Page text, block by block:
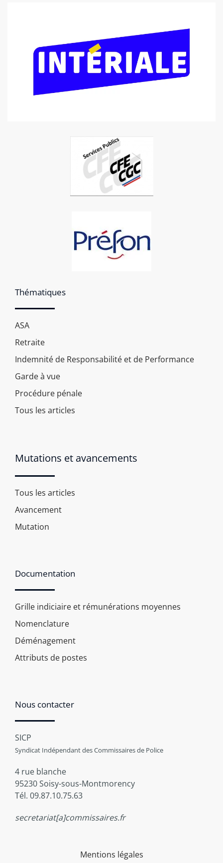
Thématiques
ASA
Retraite
Indemnité de Responsabilité et de Performance
Garde à vue
Procédure pénale
Tous les articles
Mutations et avancements
Tous les articles
Avancement
Mutation
Documentation
Grille indiciaire et rémunérations moyennes
Nomenclature
Déménagement
Attributs de postes
Nous contacter
SICP
Syndicat Indépendant des Commissaires de Police
4 rue blanche
95230 Soisy-sous-Montmorency
Tél. 09.87.10.75.63
secretariat[a]commissaires.fr
Mentions légales